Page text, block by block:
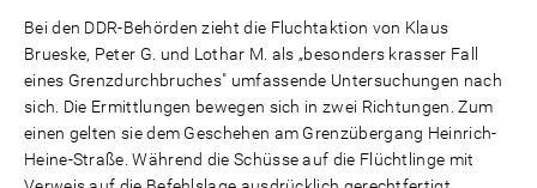
Bei den DDR-Behörden zieht die Fluchtaktion von Klaus
Brueske, Peter G. und Lothar M. als „besonders krasser Fall
eines Grenzdurchbruches" umfassende Untersuchungen nach
sich. Die Ermittlungen bewegen sich in zwei Richtungen. Zum
einen gelten sie dem Geschehen am Grenzübergang Heinrich-
Heine-Straße. Während die Schüsse auf die Flüchtlinge mit